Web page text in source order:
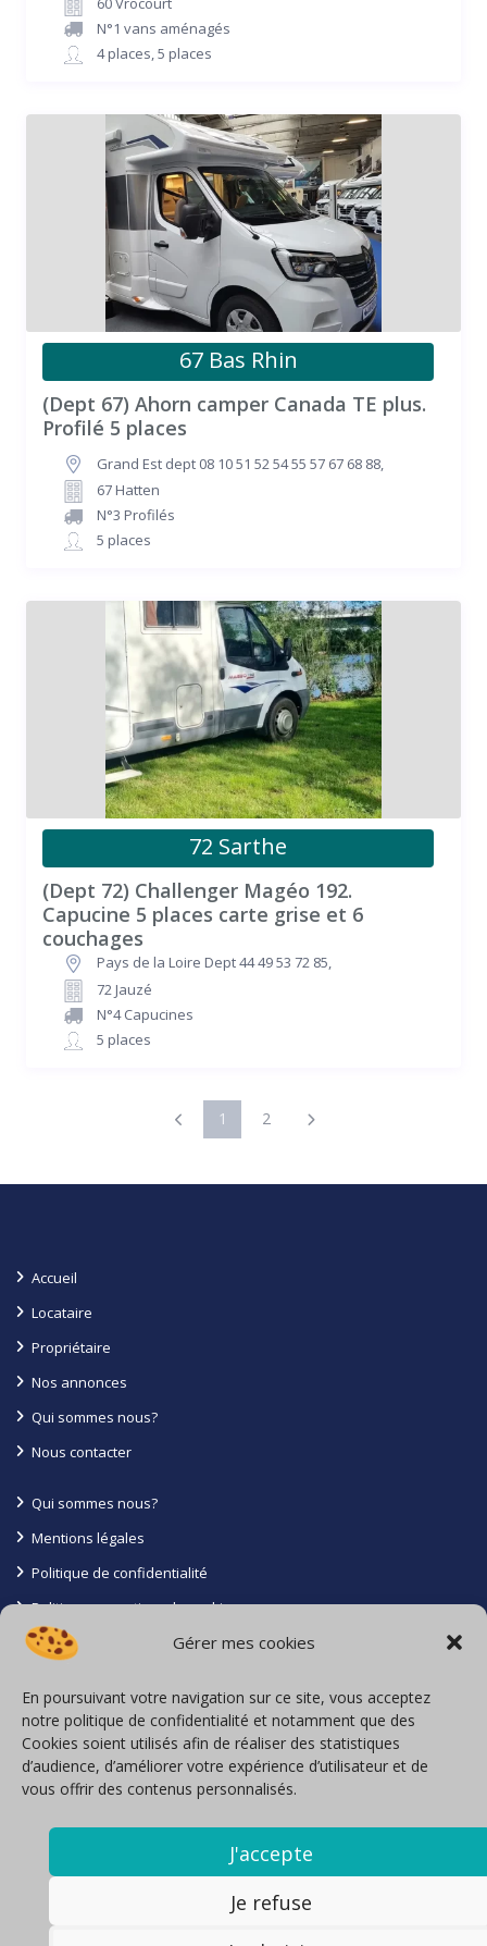
Gérer mes cookies
En poursuivant votre navigation sur ce site, vous acceptez
notre politique de confidentialité et notamment que des
Cookies soient utilisés afin de réaliser des statistiques
d’audience, d’améliorer votre expérience d’utilisateur et de
vous offrir des contenus personnalisés.
J'accepte
Je refuse
N°1 vans aménagés
4 places,5 places
67 Bas Rhin
(Dept 67) Ahorn camper Canada TE plus.
Profilé 5 places
Grand Est dept 08 10 51 52 54 55 57 67 68 88,
67 Hatten
N°3 Profilés
5 places
72 Sarthe
(Dept 72) Challenger Magéo 192.
Capucine 5 places carte grise et 6
couchages
Pays de la Loire Dept 44 49 53 72 85,
72 Jauzé
N°4 Capucines
5 places
1 2
Accueil
Locataire
Propriétaire
Nos annonces
Qui sommes nous?
Nous contacter
Qui sommes nous?
Mentions légales
Politique de confidentialité
Politique en matiere de cookies
Conditions générales
Contact
La Roche Batiot 85110 Saint Prouant
06 71 16 27 05
Inscription à l’Orias sous le N° 23004349
locavoyages@loca-voyages.com
Nous contacter